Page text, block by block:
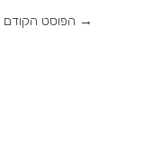
→ הפוסט הקודם